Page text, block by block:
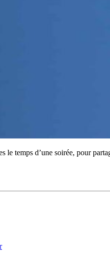
le temps d’une soirée, pour